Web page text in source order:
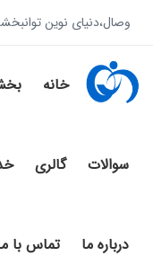
وصال،دنیای نوین
خانه
سوالات گالری
درباره ما تماس با